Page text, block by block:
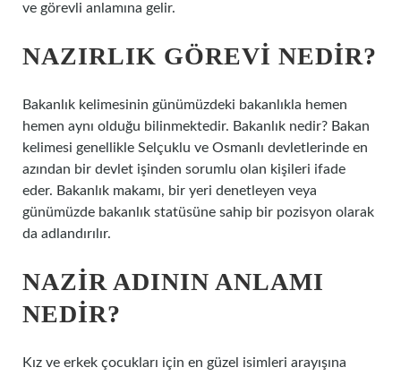
ve görevli anlamına gelir.
NAZIRLIK GÖREVI NEDIR?
Bakanlık kelimesinin günümüzdeki bakanlıkla hemen
hemen aynı olduğu bilinmektedir. Bakanlık nedir? Bakan
kelimesi genellikle Selçuklu ve Osmanlı devletlerinde en
azından bir devlet işinden sorumlu olan kişileri ifade
eder. Bakanlık makamı, bir yeri denetleyen veya
günümüzde bakanlık statüsüne sahip bir pozisyon olarak
da adlandırılır.
NAZIR ADININ ANLAMI
NEDIR?
Kız ve erkek çocukları için en güzel isimleri arayışına